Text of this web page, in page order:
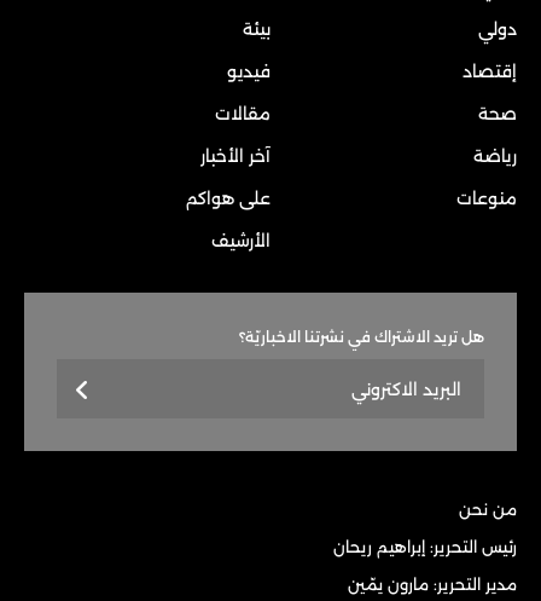
دولي
إقتصاد
صحة
رياضة
منوعات
بيئة
فيديو
مقالات
آخر الأخبار
على هواكم
الأرشيف
هل تريد الاشتراك في نشرتنا الاخباريّة؟
من نحن
رئيس التحرير: إبراهيم ريحان
مدير التحرير: مارون يمّين